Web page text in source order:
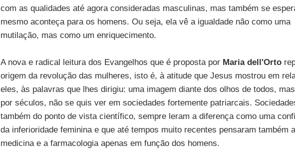
com as qualidades até agora consideradas masculinas, mas também se
mesmo aconteça para os homens. Ou seja, ela vê a igualdade não como uma
mutilação, mas como um enriquecimento.
A nova e radical leitura dos Evangelhos que é proposta por Maria dell'Orto
origem da revolução das mulheres, isto é, à atitude que Jesus mostrou em
eles, às palavras que lhes dirigiu: uma imagem diante dos olhos de todos,
por séculos, não se quis ver em sociedades fortemente patriarcais.
também do ponto de vista científico, sempre leram a diferença como uma
da inferioridade feminina e que até tempos muito recentes pensaram também a
medicina e a farmacologia apenas em função dos homens.